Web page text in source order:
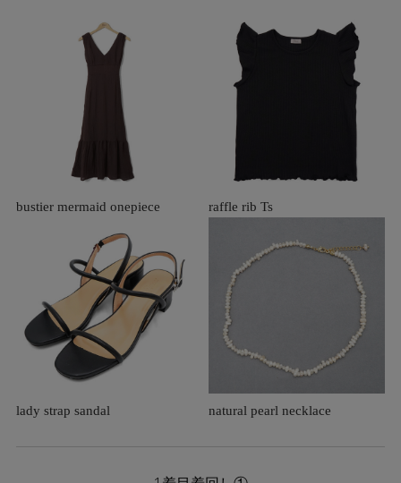
bustier mermaid onepiece raffle rib Ts
lady strap sandal natural pearl necklace